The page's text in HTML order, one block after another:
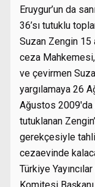
Eruygur’un da
36’sı tutuklu
Suzan Zengin 15
ceza
ve çevirmen
yargılamaya 26
Ağustos 2009′da
tutuklanan
gerekçesiyle
cezaevinde
Türkiye